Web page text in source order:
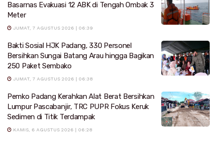
Basarnas Evakuasi 12 ABK di Tengah Ombak 3
Meter
JUMAT, 7 AGUSTUS 2026 | 06:39
Bakti Sosial HJK Padang, 330 Personel
Bersihkan Sungai Batang Arau hingga Bagikan
250 Paket Sembako
JUMAT, 7 AGUSTUS 2026 | 06:38
Pemko Padang Kerahkan Alat Berat Bersihkan
Lumpur Pascabanjir, TRC PUPR Fokus Keruk
Sedimen di Titik Terdampak
KAMIS, 6 AGUSTUS 2026 | 06:28